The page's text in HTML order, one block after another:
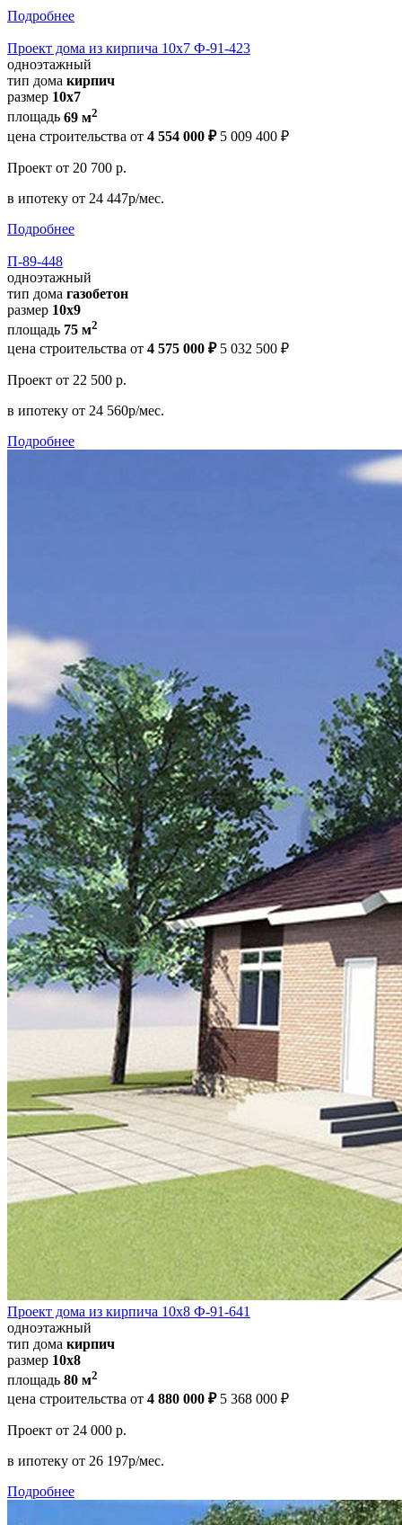
Подробнее
Проект дома из кирпича 10х7 Ф-91-423
одноэтажный
тип дома кирпич
размер 10х7
площадь 69 м2
цена строительства от 4 554 000 ₽ 5 009 400 ₽
Проект от 20 700 р.
в ипотеку от 24 447р/мес.
Подробнее
П-89-448
одноэтажный
тип дома газобетон
размер 10х9
площадь 75 м2
цена строительства от 4 575 000 ₽ 5 032 500 ₽
Проект от 22 500 р.
в ипотеку от 24 560р/мес.
Подробнее
Проект дома из кирпича 10х8 Ф-91-641
одноэтажный
тип дома кирпич
размер 10х8
площадь 80 м2
цена строительства от 4 880 000 ₽ 5 368 000 ₽
Проект от 24 000 р.
в ипотеку от 26 197р/мес.
Подробнее